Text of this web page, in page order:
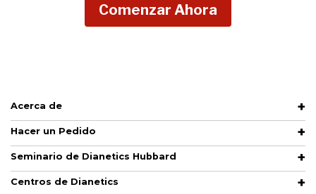
Comenzar Ahora
Acerca de
Hacer un Pedido
Seminario de Dianetics Hubbard
Centros de Dianetics